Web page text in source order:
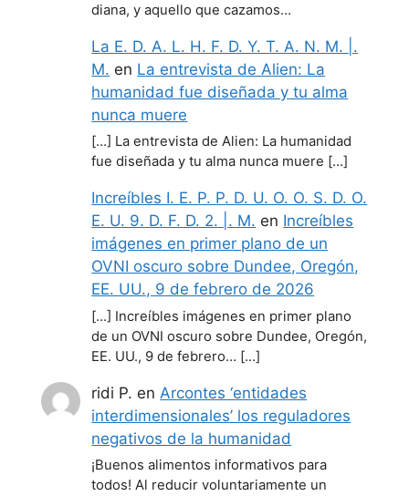
diana, y aquello que cazamos…
La E. D. A. L. H. F. D. Y. T. A. N. M. |.
M. en La entrevista de Alien: La
humanidad fue diseñada y tu alma
nunca muere
[…] La entrevista de Alien: La humanidad
fue diseñada y tu alma nunca muere […]
Increíbles I. E. P. P. D. U. O. O. S. D. O.
E. U. 9. D. F. D. 2. |. M. en Increíbles
imágenes en primer plano de un
OVNI oscuro sobre Dundee, Oregón,
EE. UU., 9 de febrero de 2026
[…] Increíbles imágenes en primer plano
de un OVNI oscuro sobre Dundee, Oregón,
EE. UU., 9 de febrero… […]
ridi P. en Arcontes ‘entidades
interdimensionales’ los reguladores
negativos de la humanidad
¡Buenos alimentos informativos para
todos! Al reducir voluntariamente un